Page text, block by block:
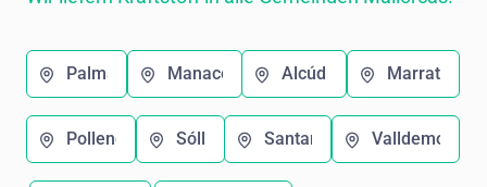
Palma Manacor Alcúdia Marratxí
Pollença Sóller Santanyí Valldemosa